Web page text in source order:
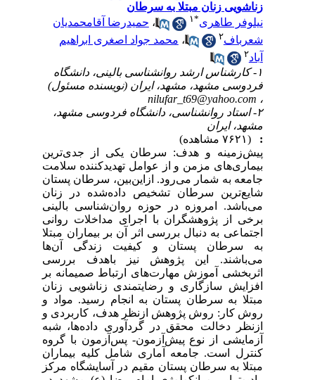
زناشویی زنان مبتلا به سرطان
نیلوفر طاهری* ۱ ،حمیدرضا آقامحمدیان
شعرباف۲ ،محمد جواد اصغری ابراهیم
آباد۲
۱- کارشناس ارشد روانشناسی بالینی، دانشگاه
فردوسی مشهد، مشهد، ایران (نویسنده مسئول)
nilufar_t69@yahoo.com
۲- استاد روانشناسی‌، دانشگاه فردوسی مشهد،
مشهد، ایران
پیش‌زمینه و هدف: سرطان یکی از جدی‌ترین
بیماری‌های مزمن و از عوامل تهدیدکننده سلامت
جامعه به شمار می‌رود. ازاین‌بین، سرطان پستان
شایع‌ترین سرطان تشخیص داده‌شده در زنان
می‌باشد. امروزه در حوزه روان‌شناسی بالینی
برخی از پژوهشگران با اجرای مداخلات روانی
اجتماعی به دنبال بررسی اثر آن بر بیماران مبتلا
به سرطان پستان و کیفیت زندگی آن‌ها
می‌باشند. این پژوهش نیز باهدف بررسی
اثربخشی آموزش مهارت‌های ارتباط صمیمانه بر
افزایش سازگاری و رضایتمندی زناشویی زنان
مبتلا به سرطان پستان به انجام رسید. مواد و
روش کار: روش پژوهش ازنظر هدف، کاربردی و
ازنظر دخالت محقق در گردآوری داده‌ها، شبه
آزمایشی از نوع پیش‌آزمون- پس‌آزمون با گروه
کنترل است. جامعه آماری شامل کلیه بیماران
مبتلا به سرطان پستان مقیم در آسایشگاه مرکز